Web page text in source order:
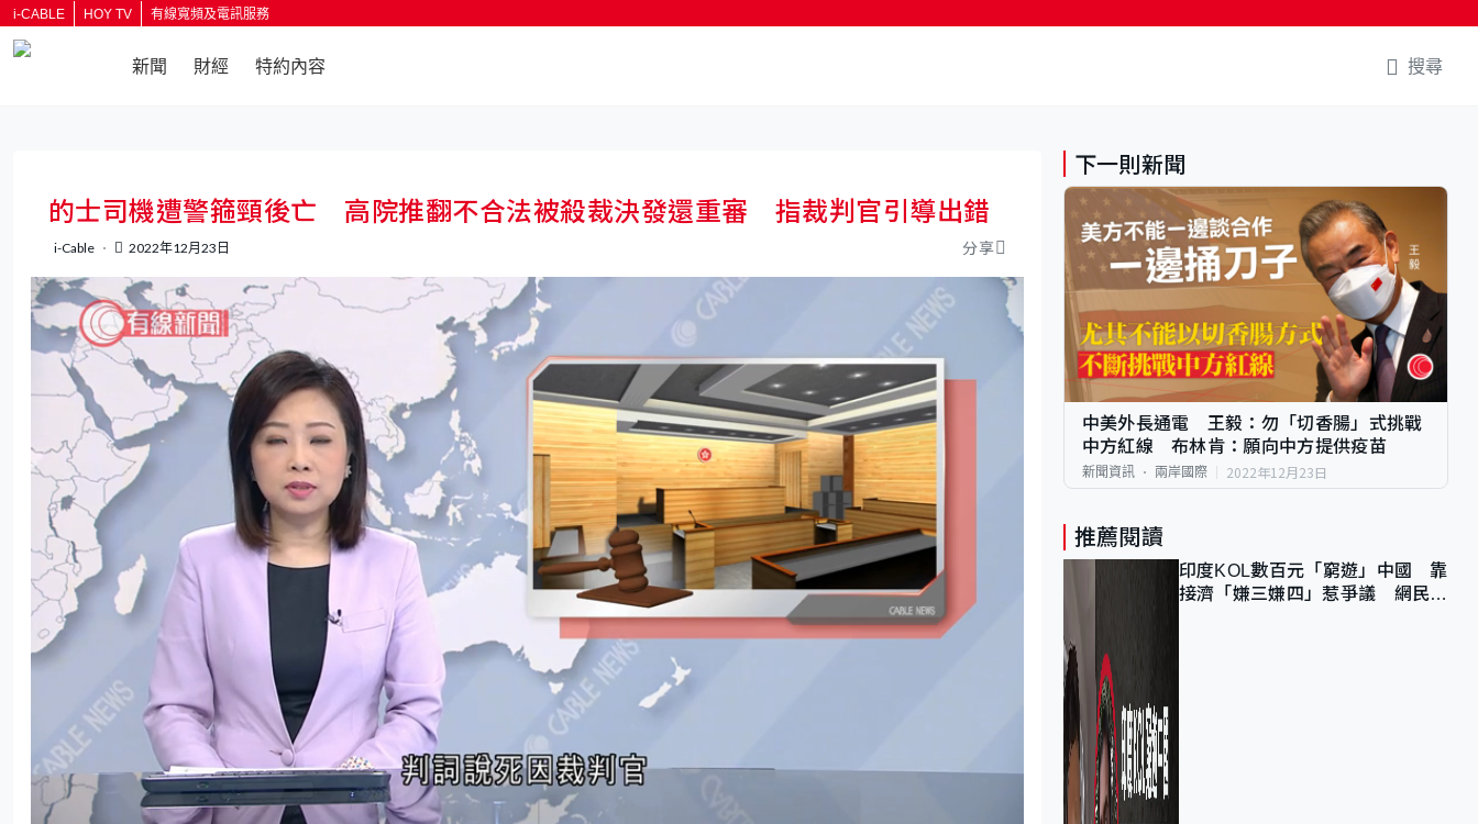
i-CABLE HOY TV 有線寬頻及電訊服務
新聞 財經 特約內容 搜尋
的士司機遭警箍頸後亡 高院推翻不合法被殺裁決發還重審 指裁判官引導出錯
i-Cable 2022年12月23日 分享
下一則新聞
中美外長通電 王毅：勿「切香腸」式挑戰
中方紅線 布林肯：願向中方提供疫苗
新聞資訊 兩岸國際 2022年12月23日
推薦閱讀
印度KOL數百元「窮遊」中國 靠
接濟「嫌三嫌四」惹爭議 網民：